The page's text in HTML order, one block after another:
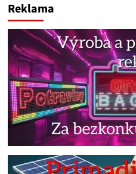
Reklama